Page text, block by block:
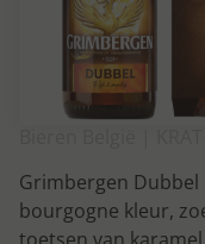
Grimbergen
bourgogne kleur,